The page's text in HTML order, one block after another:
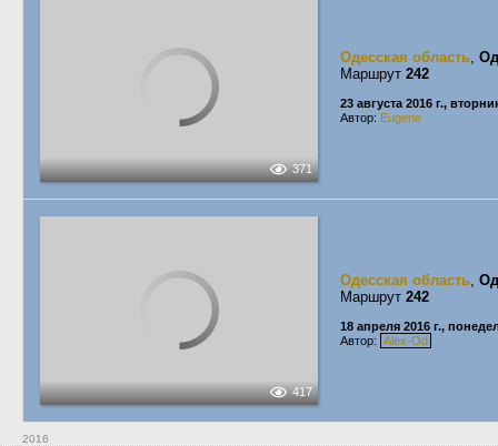
371
Одесская область,
Маршрут 242
23 августа 2016 г.,
Автор: Eugene
417
Одесская область,
Маршрут 242
18 апреля 2016 г.,
Автор: Alex-Od
2016